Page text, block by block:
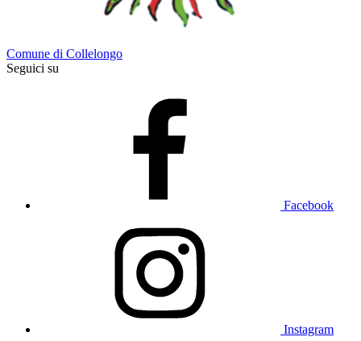
Comune di Collelongo
Seguici su
Facebook
Instagram